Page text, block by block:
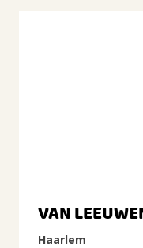
VAN
Haarlem